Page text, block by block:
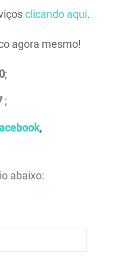
clicando aqui.
agora mesmo!
;
;
,
abaixo: